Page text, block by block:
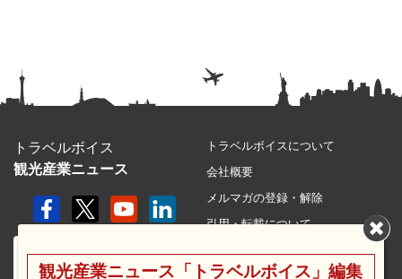
トラベルボイス
観光産業ニュース
トラベルボイスについて
会社概要
メルマガの登録・解除
引用・転載について
利用規約
観光産業ニュース「トラベルボイス」編集